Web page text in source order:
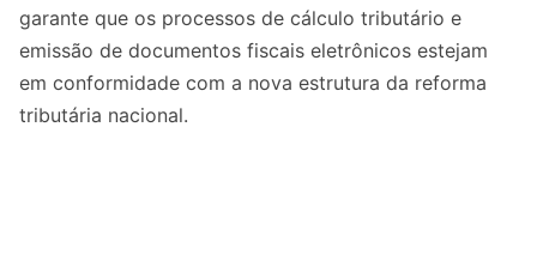
garante que os processos de cálculo tributário e
emissão de documentos fiscais eletrônicos estejam
em conformidade com a nova estrutura da reforma
tributária nacional.